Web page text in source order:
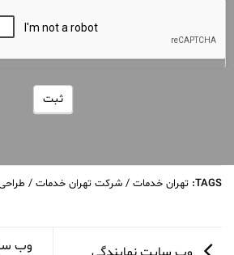
ثبت
TAGS: تهران خدمات / شرکت تهران خدمات /
وب